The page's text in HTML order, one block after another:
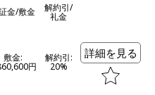
金/敷金 解約引/
礼金
敷金:
円
解約引:
20%
詳細を見る